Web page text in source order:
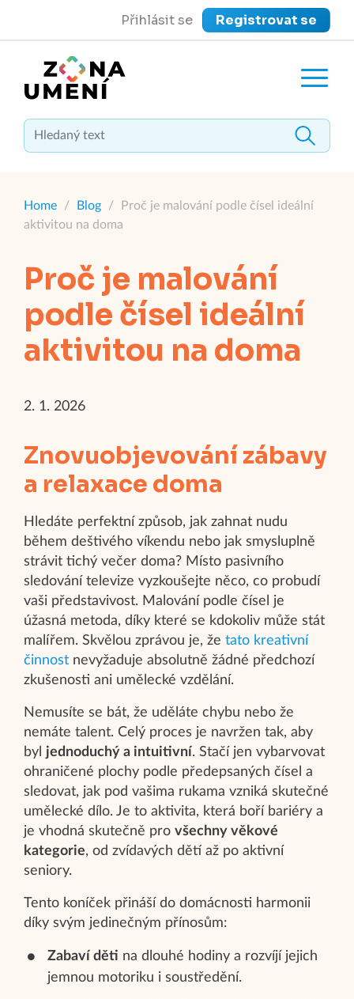
Přihlásit se Registrovat se
Zavřít menu
Home / Blog /
Proč je malování podle čísel ideální
aktivitou na doma
Proč je malování
podle čísel ideální
aktivitou na doma
2. 1. 2026
Znovuobjevování zábavy
a relaxace doma
Hledáte perfektní způsob, jak zahnat nudu
během deštivého víkendu nebo jak smysluplně
strávit tichý večer doma? Místo pasivního
sledování televize vyzkoušejte něco, co probudí
vaši představivost. Malování podle čísel je
úžasná metoda, díky které se kdokoliv může stát
malířem. Skvělou zprávou je, že tato kreativní
činnost nevyžaduje absolutně žádné předchozí
zkušenosti ani umělecké vzdělání.
Nemusíte se bát, že uděláte chybu nebo že
nemáte talent. Celý proces je navržen tak, aby
byl jednoduchý a intuitivní. Stačí jen vybarvovat
ohraničené plochy podle předepsaných čísel a
sledovat, jak pod vašima rukama vzniká skutečné
umělecké dílo. Je to aktivita, která boří bariéry a
je vhodná skutečně pro všechny věkové
kategorie, od zvídavých dětí až po aktivní
seniory.
Tento koníček přináší do domácnosti harmonii
díky svým jedinečným přínosům:
Zabaví děti na dlouhé hodiny a rozvíjí jejich
jemnou motoriku i soustředění.